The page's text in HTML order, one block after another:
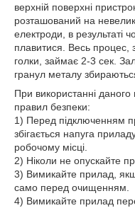
верхній поверхні
розташований на
електроди, в результаті
плавитися. Весь процес,
голки, займає 2-3 сек.
гранул металу
При використанні
правил безпеки:
1) Перед підключенням
збігається напуга
робочому місці.
2) Ніколи не опускайте
3) Вимикайте прилад,
само перед очищенням.
4) Вимикайте прилад